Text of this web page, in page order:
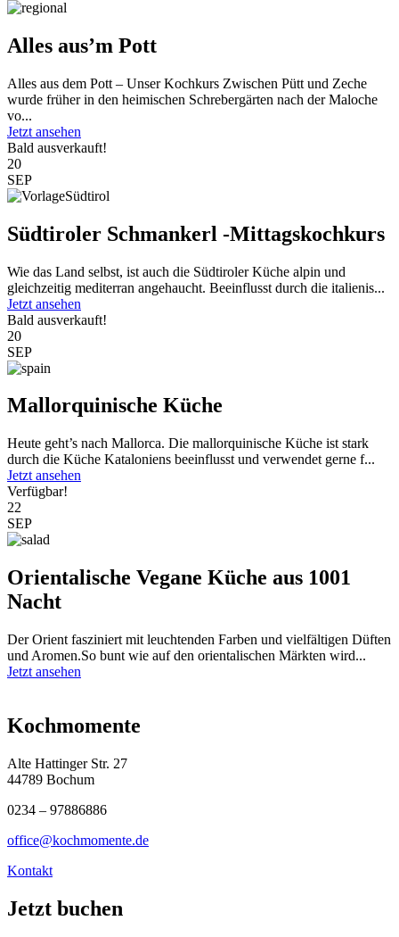
Alles aus’m Pott
Alles aus dem Pott – Unser Kochkurs Zwischen Pütt und Zeche
wurde früher in den heimischen Schrebergärten nach der Maloche
vo...
Jetzt ansehen
Bald ausverkauft!
20
SEP
Südtiroler Schmankerl -Mittagskochkurs
Wie das Land selbst, ist auch die Südtiroler Küche alpin und
gleichzeitig mediterran angehaucht. Beeinflusst durch die italienis...
Jetzt ansehen
Bald ausverkauft!
20
SEP
Mallorquinische Küche
Heute geht’s nach Mallorca. Die mallorquinische Küche ist stark
durch die Küche Kataloniens beeinflusst und verwendet gerne f...
Jetzt ansehen
Verfügbar!
22
SEP
Orientalische Vegane Küche aus 1001
Nacht
Der Orient fasziniert mit leuchtenden Farben und vielfältigen Düften
und Aromen.So bunt wie auf den orientalischen Märkten wird...
Jetzt ansehen
Kochmomente
Alte Hattinger Str. 27
44789 Bochum
0234 – 97886886
office@kochmomente.de
Kontakt
Jetzt buchen